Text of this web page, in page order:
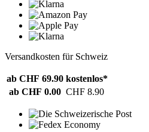
Versandkosten für Schweiz
ab CHF 69.90 kostenlos*
ab CHF 0.00 CHF 8.90